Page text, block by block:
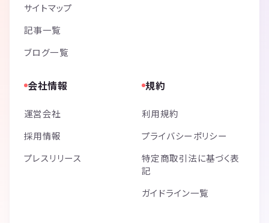
サイトマップ
記事一覧
ブログ一覧
会社情報
運営会社
採用情報
プレスリリース
規約
利用規約
プライバシーポリシー
特定商取引法に基づく表
記
ガイドライン一覧